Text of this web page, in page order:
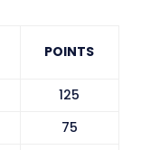
POINTS
125
75